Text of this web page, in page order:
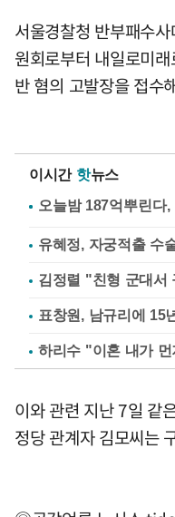
서울경찰청 반부패수
원회로부터 내일로미
반 혐의 고발장을 접수
이시간 핫뉴스
유혜정, 자궁적출 수
김정렬 "친형 군대
표창원, 남규리에
하리수 "이혼 내가
이와 관련 지난 7일 같
정당 관계자 김모씨는